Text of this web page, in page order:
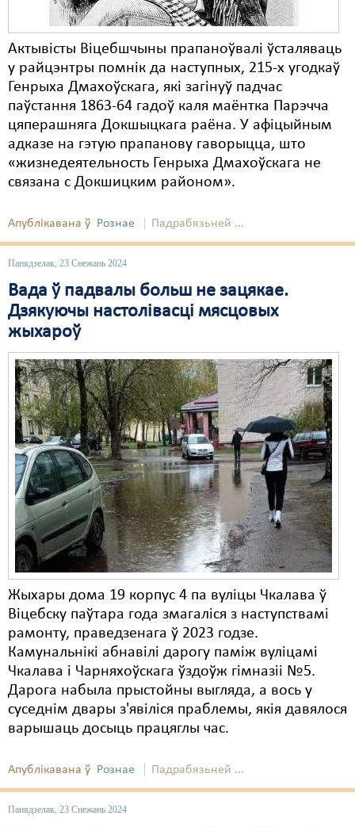
Актывісты Віцебшчыны прапаноўвалі ўсталяваць
у райцэнтры помнік да наступных, 215-х угодкаў
Генрыха Дмахоўскага, які загінуў падчас
паўстання 1863-64 гадоў каля маёнтка Парэчча
цяперашняга Докшыцкага раёна. У афіцыйным
адказе на гэтую прапанову гаворыцца, што
«жизнедеятельность Генрыха Дмахоўскага не
связана с Докшицким районом».
Апублікавана ў Рознае Падрабязьней ...
Панядзелак, 23 Снежань 2024
Вада ў падвалы больш не зацякае.
Дзякуючы настолівасці мясцовых
жыхароў
Жыхары дома 19 корпус 4 па вуліцы Чкалава ў
Віцебску паўтара года змагаліся з наступствамі
рамонту, праведзенага ў 2023 годзе.
Камунальнікі абнавілі дарогу паміж вуліцамі
Чкалава і Чарняхоўскага ўздоўж гімназіі №5.
Дарога набыла прыстойны выгляда, а вось у
суседнім двары з'явіліся праблемы, якія давялося
варышаць досыць працяглы час.
Апублікавана ў Рознае Падрабязьней ...
Панядзелак, 23 Снежань 2024